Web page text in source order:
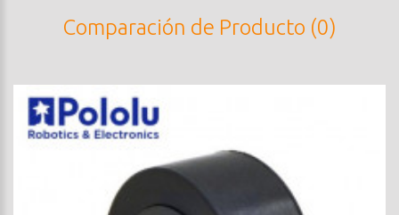
Comparación de Producto (0)